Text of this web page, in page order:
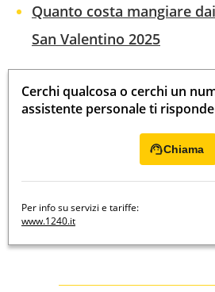
Quanto costa mangiare
San Valentino 2025
Cerchi qualcosa o cerchi un
assistente personale ti
Chiama
Per info su servizi e tariffe:
www.1240.it